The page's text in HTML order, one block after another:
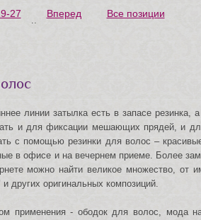
27
..
Вперед Все позиции
линии затылка есть в запасе резинка,
и для фиксации мешающих прядей, и
с помощью резинки для волос –
в офисе и на вечернем приеме. Более
можно найти великое множество, от
других оригинальных композиций.
применения - ободок для волос, мода